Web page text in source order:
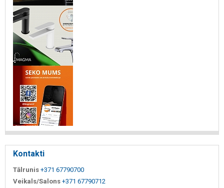
Kontakti
Tālrunis +371 67790700
Veikals/Salons +371 67790712